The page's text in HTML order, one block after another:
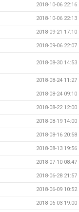
2018-10-06 22:16
2018-10-06 22:13
2018-09-21 17:10
2018-09-06 22:07
2018-08-30 14:53
2018-08-24 11:27
2018-08-24 09:10
2018-08-22 12:00
2018-08-19 14:00
2018-08-16 20:58
2018-08-13 19:56
2018-07-10 08:47
2018-06-28 21:57
2018-06-09 10:52
2018-06-03 19:00